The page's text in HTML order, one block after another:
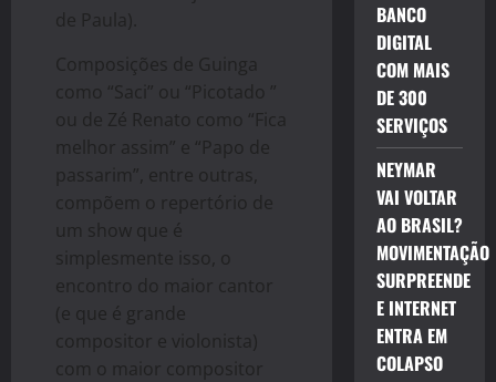
de Paula).
Composições de Guinga
como “Saci” ou “Picotado ”
ou de Zé Renato como “Fica
melhor assim” e “Papo de
passarim”, entre outras,
compõem o repertório de
um show que é
simplesmente isso, o
encontro do maior cantor
(e que é grande
compositor e violonista)
com o maior compositor
BANCO
DIGITAL
COM MAIS
DE 300
SERVIÇOS
NEYMAR
VAI VOLTAR
AO BRASIL?
MOVIMENTAÇÃO
SURPREENDE
E INTERNET
ENTRA EM
COLAPSO